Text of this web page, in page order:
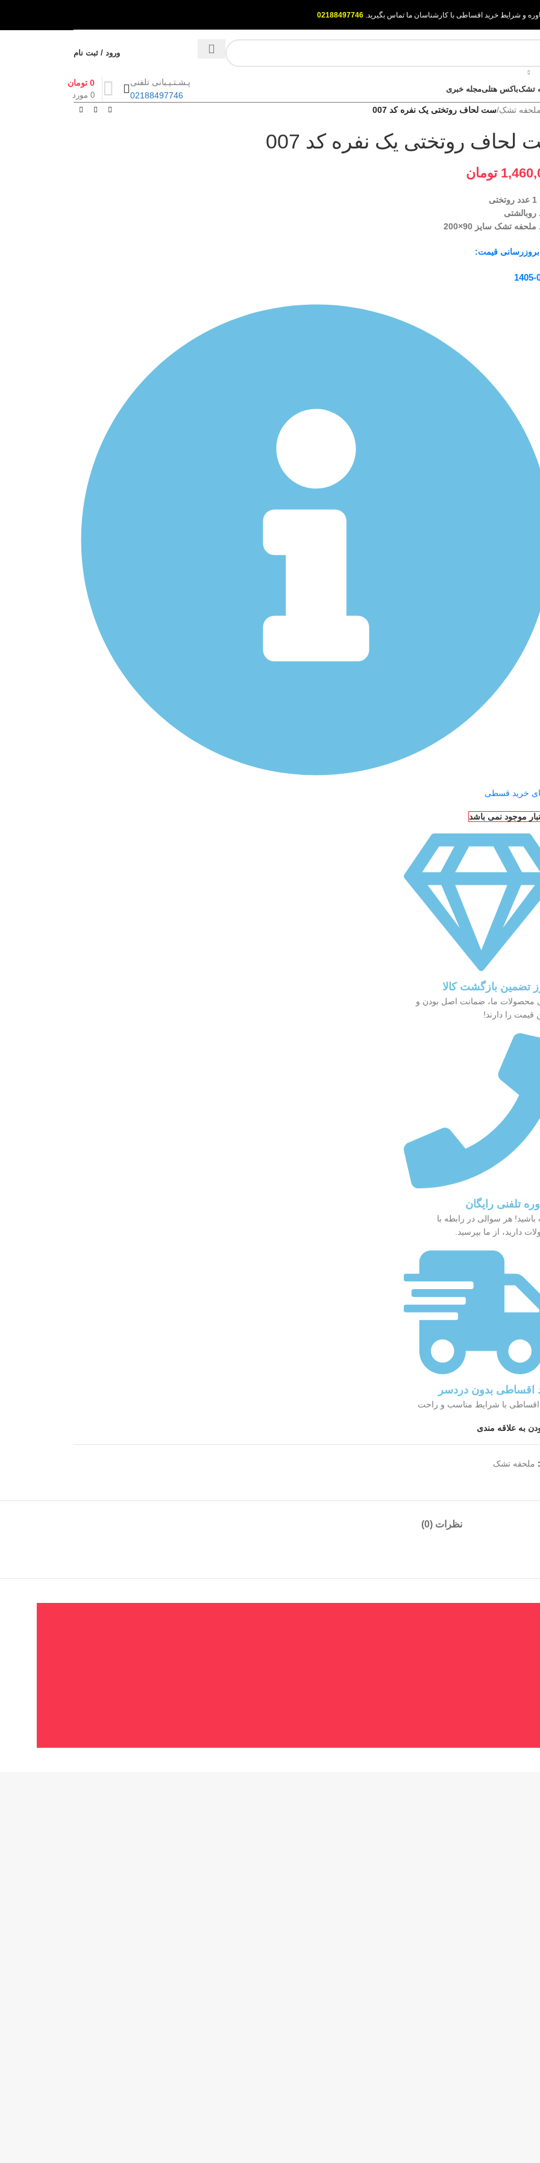
و شرایط خرید اقساطی با کارشناسان ما تماس بگیرید. 02188497746
ورود / ثبت نام
تشکباکس هتلیمجله خبری
پـشـتـیـبانی تلفنی
02188497746
0 مورد
0 تومان
تشک/ست لحاف روتختی یک نفره کد 007
لحاف روتختی یک نفره کد 007
تومان
بروزرسانی قیمت:
1405-
خرید قسطی
موجود نمی باشد
محصولات ما، ضمانت اصل بودن و
قیمت را دارند!
تلفنی رایگان
هر سوالی در رابطه با
دارید، از ما بپرسید.
اقساطی بدون دردسر
اقساطی با شرایط مناسب و راحت
به علاقه مندی
ملحفه تشک
نظرات (0)